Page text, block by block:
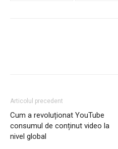
Articolul precedent
Cum a revoluționat YouTube
consumul de conținut video la
nivel global